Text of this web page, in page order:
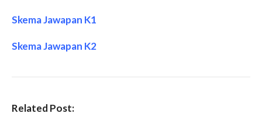
Skema Jawapan K1
Skema Jawapan K2
Related Post: